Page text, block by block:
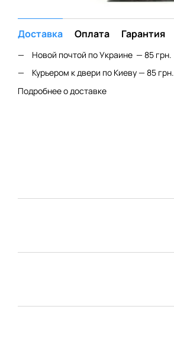
Доставка Оплата Гарантия
Новой почтой по Украине — 85 грн.
Курьером к двери по Киеву — 85 грн.
Подробнее о доставке